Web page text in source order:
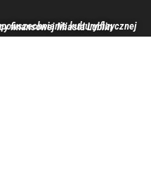
realizowane jest przy pomocy finansowej Miasta Lublin